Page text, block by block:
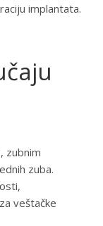
implantata.
zubnim
zuba.
veštačke